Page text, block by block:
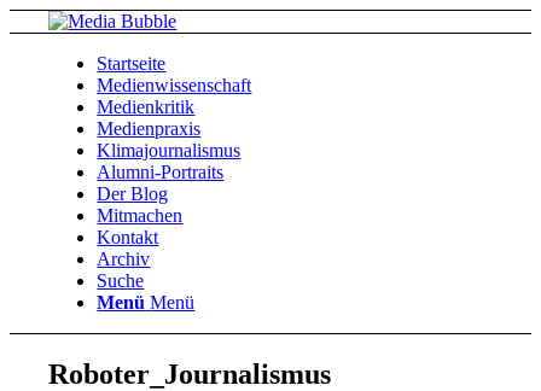
Startseite
Medienwissenschaft
Medienkritik
Medienpraxis
Klimajournalismus
Alumni-Portraits
Der Blog
Mitmachen
Kontakt
Archiv
Suche
Menü Menü
Roboter_Journalismus